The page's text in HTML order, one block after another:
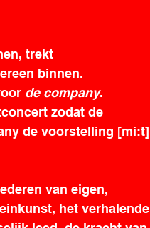
trekt
binnen.
de company.
zodat de
de voorstelling [mi:t]
van eigen,
het verhalende